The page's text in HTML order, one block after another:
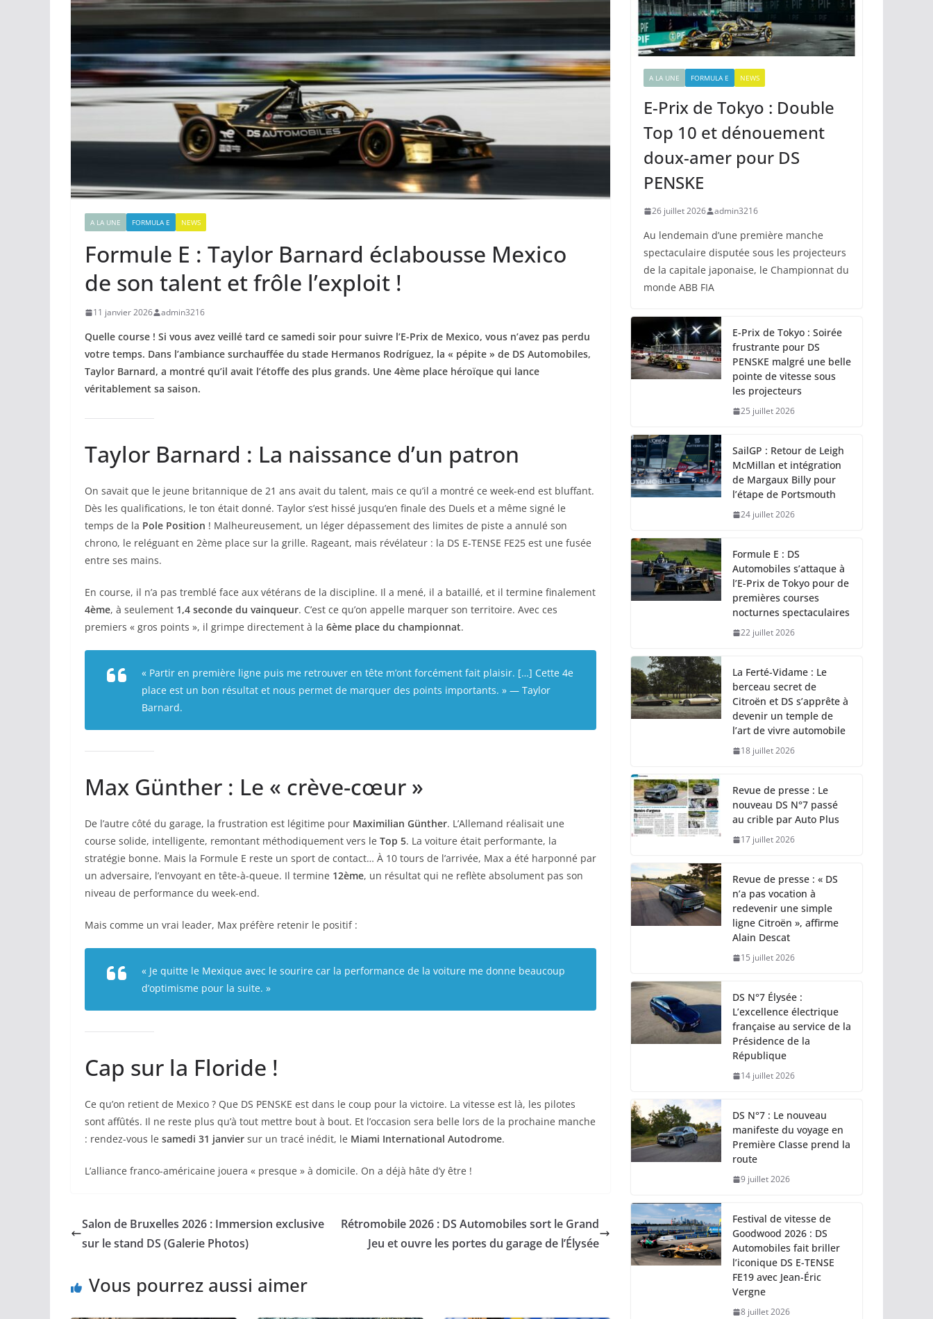
A LA UNE FORMULA E NEWS
Formule E : Taylor Barnard éclabousse Mexico
de son talent et frôle l’exploit !
11 janvier 2026 admin3216
Quelle course ! Si vous avez veillé tard ce samedi soir pour suivre l’E-Prix de Mexico, vous n’avez pas perdu
votre temps. Dans l’ambiance surchauffée du stade Hermanos Rodríguez, la « pépite » de DS Automobiles,
Taylor Barnard, a montré qu’il avait l’étoffe des plus grands. Une 4ème place héroïque qui lance
véritablement sa saison.
Taylor Barnard : La naissance d’un patron
On savait que le jeune britannique de 21 ans avait du talent, mais ce qu’il a montré ce week-end est bluffant.
Dès les qualifications, le ton était donné. Taylor s’est hissé jusqu’en finale des Duels et a même signé le
temps de la Pole Position ! Malheureusement, un léger dépassement des limites de piste a annulé son
chrono, le reléguant en 2ème place sur la grille. Rageant, mais révélateur : la DS E-TENSE FE25 est une fusée
entre ses mains.
En course, il n’a pas tremblé face aux vétérans de la discipline. Il a mené, il a bataillé, et il termine finalement
4ème, à seulement 1,4 seconde du vainqueur. C’est ce qu’on appelle marquer son territoire. Avec ces
premiers « gros points », il grimpe directement à la 6ème place du championnat.
« Partir en première ligne puis me retrouver en tête m’ont forcément fait plaisir. […] Cette 4e
place est un bon résultat et nous permet de marquer des points importants. » — Taylor
Barnard.
Max Günther : Le « crève-cœur »
De l’autre côté du garage, la frustration est légitime pour Maximilian Günther. L’Allemand réalisait une
course solide, intelligente, remontant méthodiquement vers le Top 5. La voiture était performante, la
stratégie bonne. Mais la Formule E reste un sport de contact… À 10 tours de l’arrivée, Max a été harponné par
un adversaire, l’envoyant en tête-à-queue. Il termine 12ème, un résultat qui ne reflète absolument pas son
niveau de performance du week-end.
Mais comme un vrai leader, Max préfère retenir le positif :
« Je quitte le Mexique avec le sourire car la performance de la voiture me donne beaucoup
d’optimisme pour la suite. »
Cap sur la Floride !
Ce qu’on retient de Mexico ? Que DS PENSKE est dans le coup pour la victoire. La vitesse est là, les pilotes
sont affûtés. Il ne reste plus qu’à tout mettre bout à bout. Et l’occasion sera belle lors de la prochaine manche
: rendez-vous le samedi 31 janvier sur un tracé inédit, le Miami International Autodrome.
L’alliance franco-américaine jouera « presque » à domicile. On a déjà hâte d’y être !
Salon de Bruxelles 2026 : Immersion exclusive
sur le stand DS (Galerie Photos)
Rétromobile 2026 : DS Automobiles sort le Grand
Jeu et ouvre les portes du garage de l’Élysée
Vous pourrez aussi aimer
A LA UNE FORMULA E NEWS
E-Prix de Tokyo : Double
Top 10 et dénouement
doux-amer pour DS
PENSKE
26 juillet 2026 admin3216
Au lendemain d’une première manche
spectaculaire disputée sous les projecteurs
de la capitale japonaise, le Championnat du
monde ABB FIA
E-Prix de Tokyo : Soirée
frustrante pour DS
PENSKE malgré une belle
pointe de vitesse sous
les projecteurs
25 juillet 2026
SailGP : Retour de Leigh
McMillan et intégration
de Margaux Billy pour
l’étape de Portsmouth
24 juillet 2026
Formule E : DS
Automobiles s’attaque à
l’E-Prix de Tokyo pour de
premières courses
nocturnes spectaculaires
22 juillet 2026
La Ferté-Vidame : Le
berceau secret de
Citroën et DS s’apprête à
devenir un temple de
l’art de vivre automobile
18 juillet 2026
Revue de presse : Le
nouveau DS N°7 passé
au crible par Auto Plus
17 juillet 2026
Revue de presse : « DS
n’a pas vocation à
redevenir une simple
ligne Citroën », affirme
Alain Descat
15 juillet 2026
DS N°7 Élysée :
L’excellence électrique
française au service de la
Présidence de la
République
14 juillet 2026
DS N°7 : Le nouveau
manifeste du voyage en
Première Classe prend la
route
9 juillet 2026
Festival de vitesse de
Goodwood 2026 : DS
Automobiles fait briller
l’iconique DS E-TENSE
FE19 avec Jean-Éric
Vergne
8 juillet 2026